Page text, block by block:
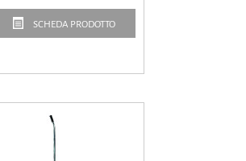
SCHEDA PRODOTTO